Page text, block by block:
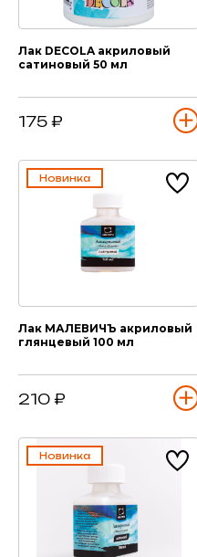
Лак DECOLA акриловый
сатиновый 50 мл
175 ₽
Новинка
Лак МАЛЕВИЧЪ акриловый
глянцевый 100 мл
210 ₽
Новинка